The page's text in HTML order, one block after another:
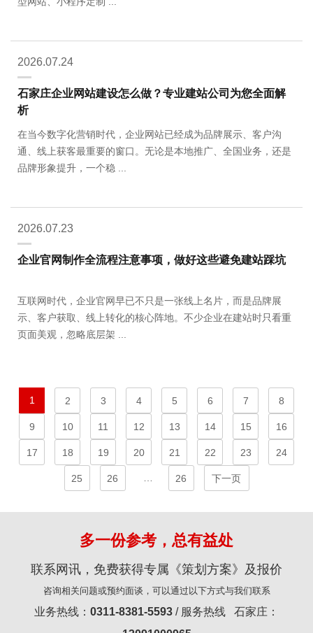
2026.07.24
石家庄企业网站建设怎么做？专业建站公司为您全面解
析
在当今数字化营销时代，企业网站已经成为品牌展示、客户沟
通、线上获客最重要的窗口。无论是本地推广、全国业务，还是
2026.07.23
企业官网制作全流程注意事项，做好这些避免建站踩坑
互联网时代，企业官网早已不只是一张线上名片，而是品牌展
示、客户获取、线上转化的核心阵地。不少企业在建站时只看重
1 2 3 4 5 6 7 8
9 10 11 12 13 14 15 16
17 18 19 20 21 22 23 24
25 26 26 下一页
多一份参考，总有益处
联系网讯，免费获得专属《策划方案》及报价
咨询相关问题或预约面谈，可以通过以下方式与我们联系
业务热线： 0311-8381-5593 / 服务热线 石家庄：